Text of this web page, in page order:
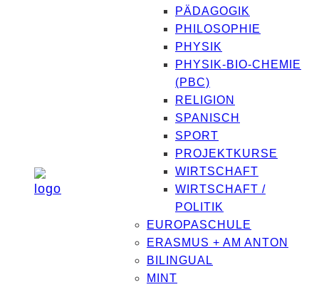
PÄDAGOGIK
PHILOSOPHIE
PHYSIK
PHYSIK-BIO-CHEMIE
(PBC)
RELIGION
SPANISCH
SPORT
PROJEKTKURSE
WIRTSCHAFT
WIRTSCHAFT /
POLITIK
EUROPASCHULE
ERASMUS + AM ANTON
BILINGUAL
MINT